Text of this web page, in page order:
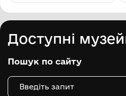
Доступні
Пошук по сайту